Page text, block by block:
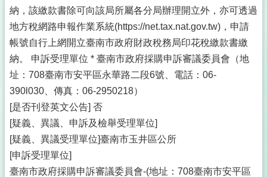
納，該繳款書除可向該局所屬各分局辦理開立外，亦可透過
地方稅網路申報作業系統(https://net.tax.nat.gov.tw)，申請
帳號自行上網開立臺南市政府財政稅務局印花稅繳款書繳
納。 申訴受理單位 * 臺南市政府採購申訴審議委員會（地
址：708臺南市安平區永華路二段6號、電話：06-
390l030、傳真：06-2950218）
[是否刊登英文公告] 否
[疑義、異議、申訴及檢舉受理單位]
[疑義、異議受理單位]臺南市玉井區公所
[申訴受理單位]
臺南市政府採購申訴審議委員會-(地址：708臺南市安平區